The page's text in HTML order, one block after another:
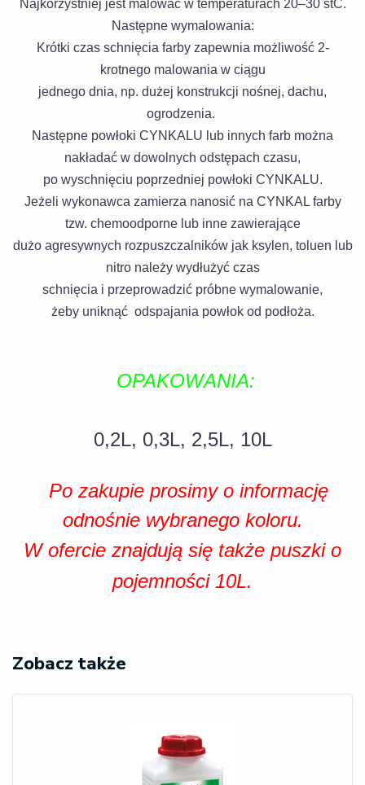
Najkorzystniej jest malować w temperaturach 20–30 stC.
Następne wymalowania:
Krótki czas schnięcia farby zapewnia możliwość 2-
krotnego malowania w ciągu
jednego dnia, np. dużej konstrukcji nośnej, dachu,
ogrodzenia.
Następne powłoki CYNKALU lub innych farb można
nakładać w dowolnych odstępach czasu,
po wyschnięciu poprzedniej powłoki CYNKALU.
Jeżeli wykonawca zamierza nanosić na CYNKAL farby
tzw. chemoodporne lub inne zawierające
dużo agresywnych rozpuszczalnikówjak ksylen, toluen lub
nitro należy wydłużyć czas
schnięcia i przeprowadzić próbne wymalowanie,
żeby uniknąć odspajania powłok od podłoża.
OPAKOWANIA:
0,2L, 0,3L, 2,5L, 10L
Po zakupie prosimy o informację
odnośnie wybranego koloru.
W ofercie znajdują się także puszki o
pojemności 10L.
Zobacz także